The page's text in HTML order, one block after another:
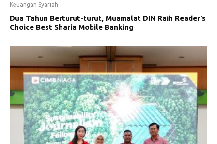
Keuangan Syariah
Dua Tahun Berturut-turut, Muamalat DIN Raih Reader’s
Choice Best Sharia Mobile Banking